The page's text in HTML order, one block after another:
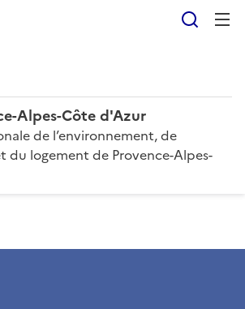
Alpes-Côte d'Azur
de l’environnement, de
du logement de Provence-Alpes-